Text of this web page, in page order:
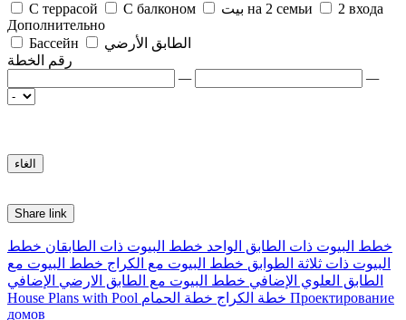
С террасой
С балконом بيت на 2 семьи
2 входа
Дополнительно
Бассейн
الطابق الأرضي
رقم الخطة
—
—
Share link
خطط البيوت ذات الطابق الواحد خطط البيوت ذات الطابقان خطط
البيوت ذات ثلاثة الطوابق خطط البيوت مع الكراج خطط البيوت مع
الطابق العلوي الإضافي خطط البيوت مع الطابق الارضي الإضافي
House Plans with Pool
خطة الكراج خطة الحمام
Проектирование
домов